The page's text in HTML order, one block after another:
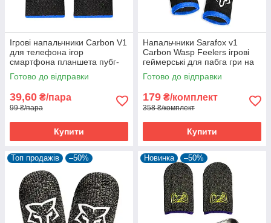
Ігрові напальчники Carbon V1
для телефона ігор
смартфона планшета пубг-
пабг мобайл pubg mobile 1
пара
Готово до відправки
39,60 ₴/пара
99 ₴/пара
Купити
Напальчники Sarafox v1
Carbon Wasp Feelers ігрові
геймерські для пабга гри на
телефоні пубг pubg mobile 2
шт
Готово до відправки
179 ₴/комплект
358 ₴/комплект
Купити
Топ продажів –50% Новинка –50%